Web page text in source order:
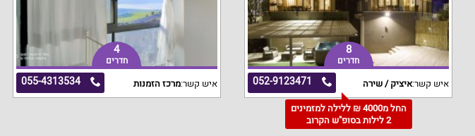
8
חדרים
052-9123471 איש קשר:איציק / שירה
החל מ4000 ₪ ללילה למזמינים
2 לילות בסופ"ש הקרוב
4
חדרים
055-4313534 איש קשר:מרכז הזמנות